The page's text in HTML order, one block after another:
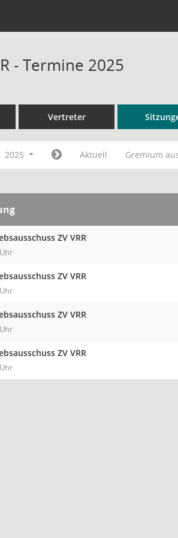
- Termine 2025
Vertreter
2025 Aktuell Gremium
ZV VRR
ZV VRR
ZV VRR
ZV VRR